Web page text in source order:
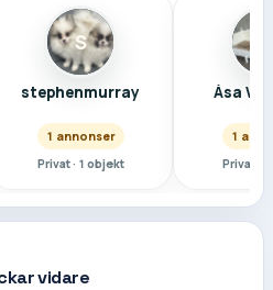
S
stephenmurray
1 annonser
Privat· 1 objekt
Åsa
1
Privat
vidare